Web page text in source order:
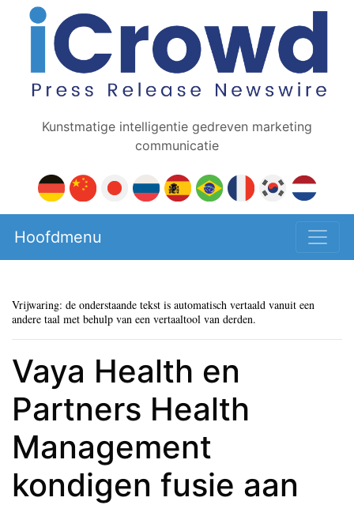
Kunstmatige intelligentie gedreven marketing
communicatie
Hoofdmenu
Vrijwaring: de onderstaande tekst is automatisch vertaald vanuit een
andere taal met behulp van een vertaaltool van derden.
Vaya Health en
Partners Health
Management
kondigen fusie aan